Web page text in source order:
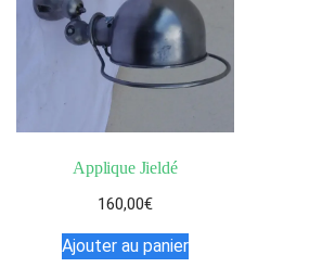
Applique Jieldé
160,00€
Ajouter au panier